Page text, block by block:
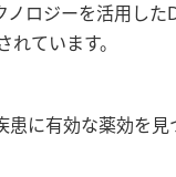
ロジーを活用した
ています。
に有効な薬効を見